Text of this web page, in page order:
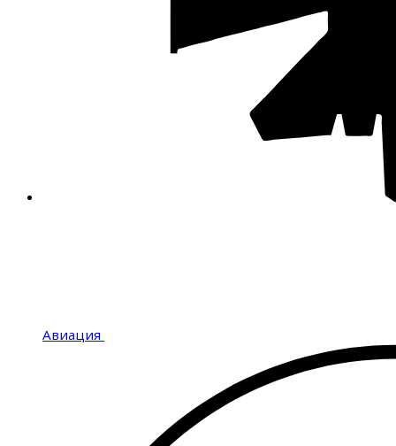
Авиация